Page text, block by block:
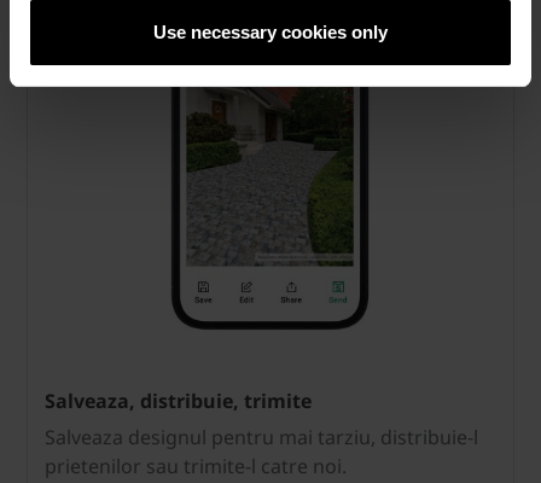
Use necessary cookies only
Salveaza, distribuie, trimite
Salveaza designul pentru mai tarziu, distribuie-l
prietenilor sau trimite-l catre noi.